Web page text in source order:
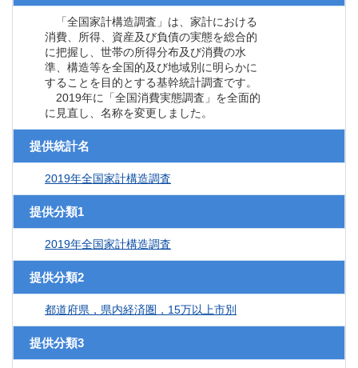
「全国家計構造調査」は、家計における
消費、所得、資産及び負債の実態を総合的
に把握し、世帯の所得分布及び消費の水
準、構造等を全国的及び地域別に明らかに
することを目的とする基幹統計調査です。
2019年に「全国消費実態調査」を全面的
に見直し、名称を変更しました。
提供統計名
2019年全国家計構造調査
提供分類1
2019年全国家計構造調査
提供分類2
都道府県，県内経済圏，15万以上市別
提供分類3